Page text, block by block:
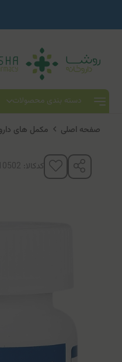
دسته بندی محصولات
صفحه اصلی مکمل های
کدکالا: